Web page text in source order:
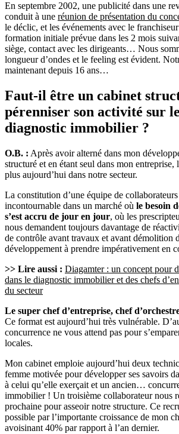
En septembre 2002, une publicité dans une
conduit à une réunion de présentation du
le déclic, et les événements avec le franchiseur
formation initiale prévue dans les 2 mois
siège, contact avec les dirigeants… Nous
longueur d’ondes et le feeling est évident.
maintenant depuis 16 ans…
Faut-il être un cabinet
pérenniser son activité sur
diagnostic immobilier ?
O.B. : Après avoir alterné dans mon
structuré et en étant seul dans mon entreprise,
plus aujourd’hui dans notre secteur.
La constitution d’une équipe de
incontournable dans un marché où le besoin
s’est accru de jour en jour, où les
nous demandent toujours davantage de
de contrôle avant travaux et avant démolition
développement à prendre impérativement en
>> Lire aussi : Diagamter : un concept pour
dans le diagnostic immobilier et des chefs
du secteur
Le super chef d’entreprise, chef
Ce format est aujourd’hui très vulnérable.
concurrence ne vous attend pas pour
locales.
Mon cabinet emploie aujourd’hui deux
femme motivée pour développer ses savoirs
à celui qu’elle exerçait et un ancien…
immobilier ! Un troisième collaborateur nous
prochaine pour asseoir notre structure. Ce
possible par l’importante croissance de mon
avoisinant 40% par rapport à l’an dernier.